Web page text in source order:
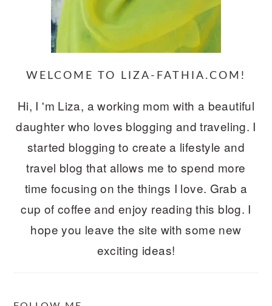
WELCOME TO LIZA-FATHIA.COM!
Hi, I 'm Liza, a working mom with a beautiful
daughter who loves blogging and traveling. I
started blogging to create a lifestyle and
travel blog that allows me to spend more
time focusing on the things I love. Grab a
cup of coffee and enjoy reading this blog. I
hope you leave the site with some new
exciting ideas!